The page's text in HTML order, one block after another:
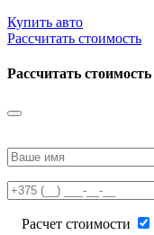
Купить авто
Рассчитать стоимость
Рассчитать стоимость
leave
field
Расчет стоимости